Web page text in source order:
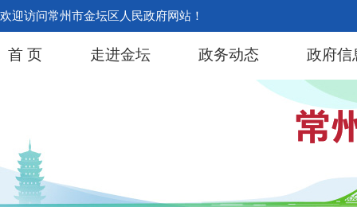
欢迎访问常州市金坛区人民政府网站！
首 页 走进金坛 政务动态 政府信